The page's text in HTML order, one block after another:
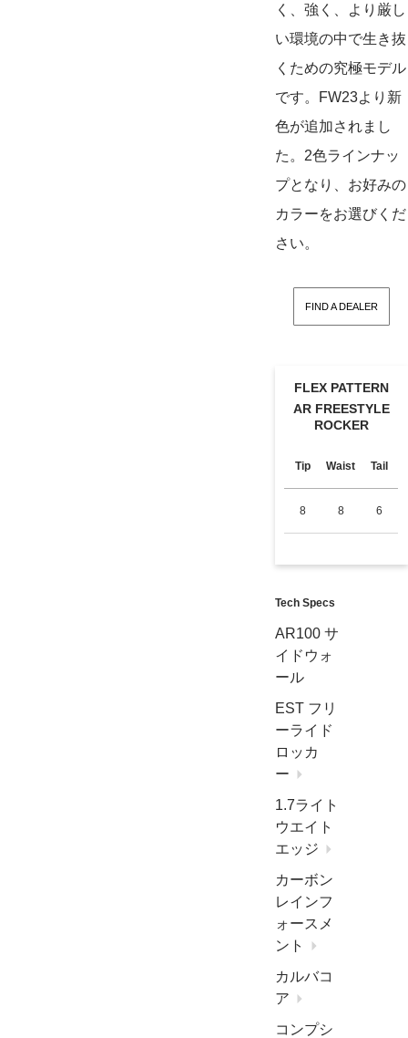
く、強く、より厳し
い環境の中で生き抜
くための究極モデル
です。FW23より新
色が追加されまし
た。2色ラインナッ
プとなり、お好みの
カラーをお選びくだ
さい。
FIND A DEALER
FLEX PATTERN
AR FREESTYLE
ROCKER
Tip Waist Tail
8 8 6
Tech Specs
AR100 サ
イドウォ
ール
EST フリ
ーライド
ロッカ
ー
1.7ライト
ウエイト
エッジ
カーボン
レインフ
ォースメ
ント
カルバコ
ア
コンプシ